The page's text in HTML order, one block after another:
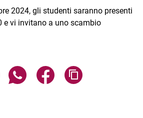
2024, gli studenti saranno presenti
e vi invitano a uno scambio
Share page via email
Share page via WhatsApp
Share page via